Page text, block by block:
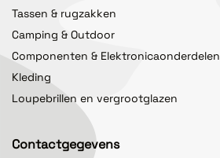
Tassen & rugzakken
Camping & Outdoor
Componenten & Elektronicaonderdelen
Kleding
Loupebrillen en vergrootglazen
Contactgegevens